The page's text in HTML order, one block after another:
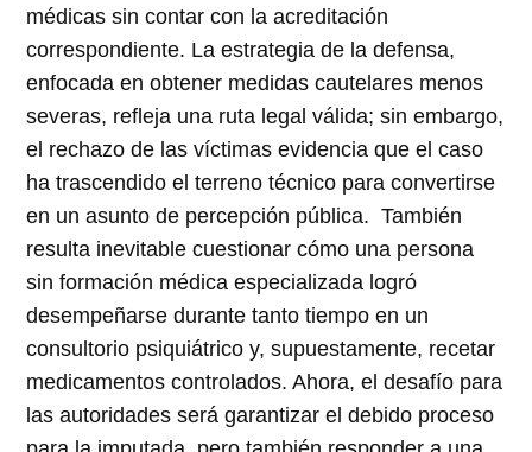
médicas sin contar con la acreditación
correspondiente. La estrategia de la defensa,
enfocada en obtener medidas cautelares menos
severas, refleja una ruta legal válida; sin embargo,
el rechazo de las víctimas evidencia que el caso
ha trascendido el terreno técnico para convertirse
en un asunto de percepción pública. También
resulta inevitable cuestionar cómo una persona
sin formación médica especializada logró
desempeñarse durante tanto tiempo en un
consultorio psiquiátrico y, supuestamente, recetar
medicamentos controlados. Ahora, el desafío para
las autoridades será garantizar el debido proceso